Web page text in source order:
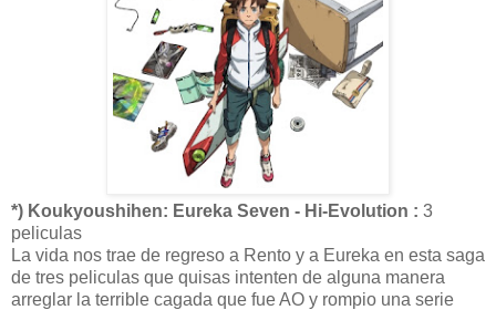
*) Koukyoushihen: Eureka Seven - Hi-Evolution : 3
peliculas
La vida nos trae de regreso a Rento y a Eureka en esta saga
de tres peliculas que quisas intenten de alguna manera
arreglar la terrible cagada que fue AO y rompio una serie